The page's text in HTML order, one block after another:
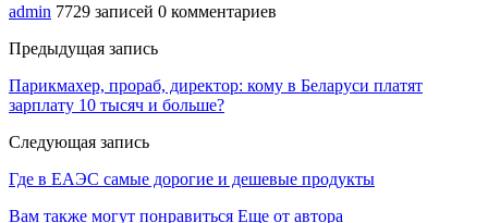
admin 7729 записей 0 комментариев
Предыдущая запись
Парикмахер, прораб, директор: кому в Беларуси платят
зарплату 10 тысяч и больше?
Следующая запись
Где в ЕАЭС самые дорогие и дешевые продукты
Вам также могут понравиться Еще от автора